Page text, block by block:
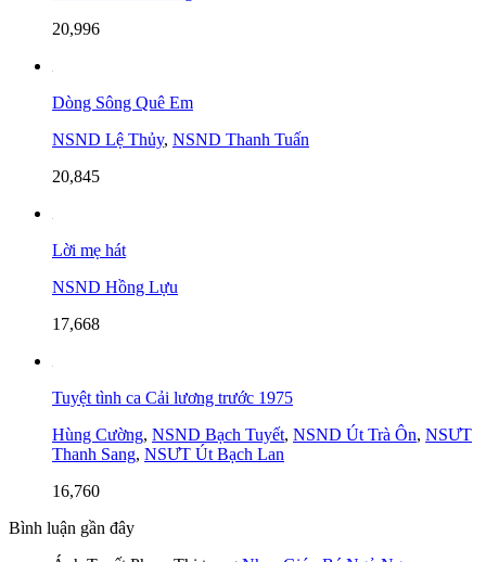
20,996
Dòng Sông Quê Em
NSND Lệ Thủy, NSND Thanh Tuấn
20,845
Lời mẹ hát
NSND Hồng Lựu
17,668
Tuyệt tình ca Cải lương trước 1975
Hùng Cường, NSND Bạch Tuyết, NSND Út Trà Ôn, NSƯT
Thanh Sang, NSƯT Út Bạch Lan
16,760
Bình luận gần đây